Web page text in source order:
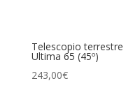
Telescopio terrestre
Ultima 65 (45º)
243,00€